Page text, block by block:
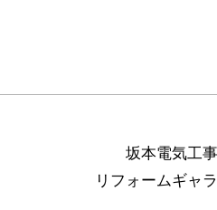
坂本電気工
リフォームギャ